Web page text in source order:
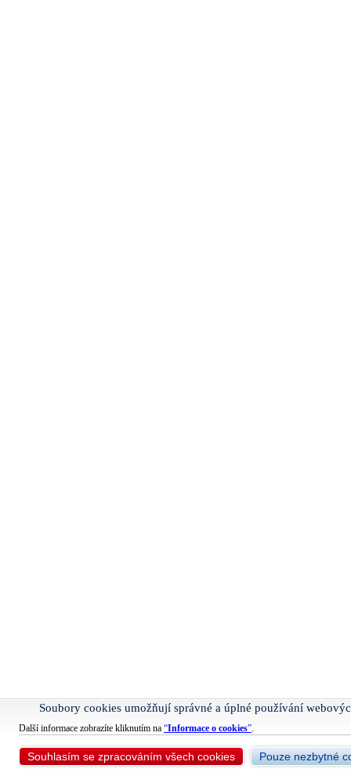
Soubory cookies umožňují správné a úplné používání
Další informace zobrazíte kliknutím na “Informace o cookies”.
Souhlasím se zpracováním všech cookies Pouze nezbytné